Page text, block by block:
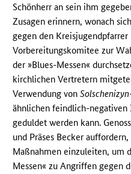
Schönherr an sein ihm
Zusagen erinnern, wonach
gegen den Kreisjugendpfarrer
Vorbereitungskomitee zur
der »Blues-Messen«
kirchlichen Vertretern
Verwendung vonSolschenizyn
ähnlichen feindlich-
geduldet werden kann.
und Präses Becker
Maßnahmen einzuleiten, um
Messen« zu Angriffen gegen